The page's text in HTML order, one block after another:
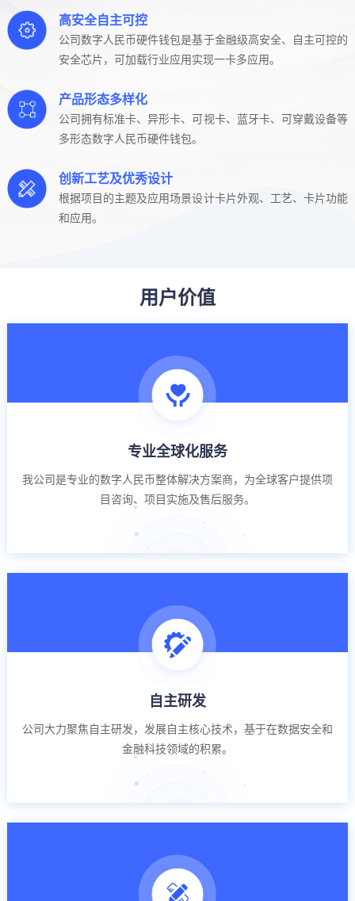
高安全自主可控
公司数字人民币硬件钱包是基于金融级高安全、自主可控的
安全芯片，可加载行业应用实现一卡多应用。
产品形态多样化
公司拥有标准卡、异形卡、可视卡、蓝牙卡、可穿戴设备等
多形态数字人民币硬件钱包。
创新工艺及优秀设计
根据项目的主题及应用场景设计卡片外观、工艺、卡片功能
和应用。
用户价值
专业全球化服务
我公司是专业的数字人民币整体解决方案商，为全球客户提供项
目咨询、项目实施及售后服务。
自主研发
公司大力聚焦自主研发，发展自主核心技术，基于在数据安全和
金融科技领域的积累。